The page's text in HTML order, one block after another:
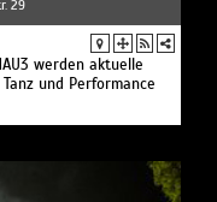
29
werden aktuelle
und Performance